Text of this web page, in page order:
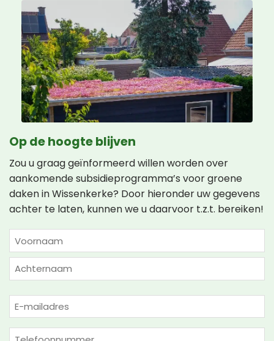
Op de hoogte blijven
Zou u graag geïnformeerd willen worden over
aankomende subsidieprogramma’s voor groene
daken in Wissenkerke? Door hieronder uw gegevens
achter te laten, kunnen we u daarvoor t.z.t. bereiken!
NAAM
(VEREIST)
Voornaam
E-
mailadres
Telefoon